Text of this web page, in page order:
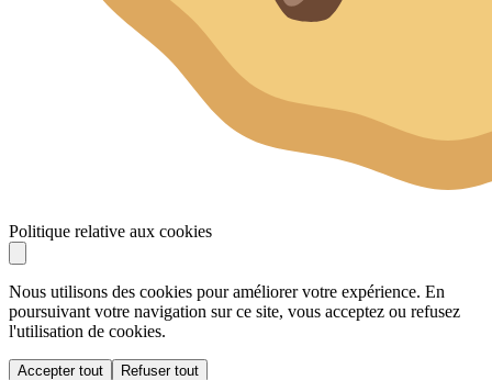
Politique relative aux cookies
Nous utilisons des cookies pour améliorer votre expérience. En
poursuivant votre navigation sur ce site, vous acceptez ou refusez
l'utilisation de cookies.
Accepter tout Refuser tout